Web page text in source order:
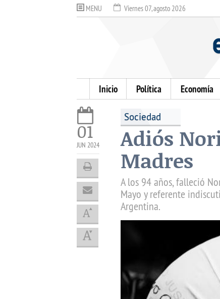
MENU Viernes 07, agosto 2026
Inicio Política Economía
01
JUN 2024
Sociedad
Adiós
Madres
A los 94 años, falleció
Mayo y referente
Argentina.